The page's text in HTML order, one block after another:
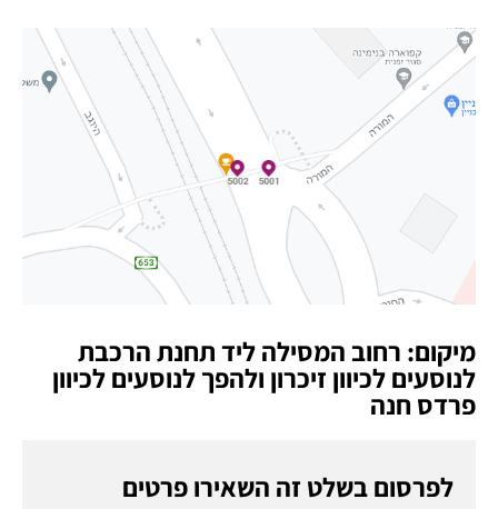
מיקום: רחוב המסילה ליד תחנת הרכבת
לנוסעים לכיוון זיכרון ולהפך לנוסעים לכיוון
פרדס חנה
לפרסום בשלט זה השאירו פרטים